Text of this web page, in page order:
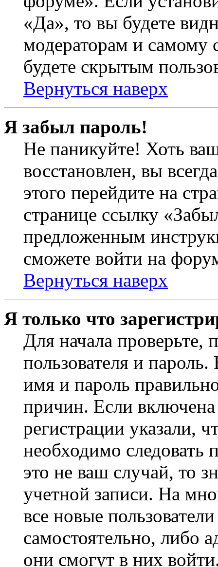
«Да», то вы будете
модераторам и самому
будете скрытым
Вернуться наверх
Я забыл пароль!
Не паникуйте! Хоть
восстановлен, вы
этого перейдите на
странице ссылку
предложенным
сможете войти на
Вернуться наверх
Я только что
Для начала проверьте,
пользователя и
имя и пароль
причин. Если
регистрации указали,
необходимо
это не ваш случай, то
учетной записи. На
все новые
самостоятельно, либо
они смогут в них